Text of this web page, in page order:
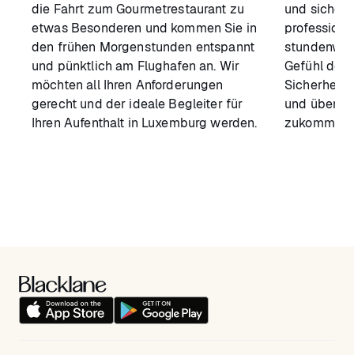
die Fahrt zum Gourmetrestaurant zu
etwas Besonderen und kommen Sie in
den frühen Morgenstunden entspannt
und pünktlich am Flughafen an. Wir
möchten all Ihren Anforderungen
gerecht und der ideale Begleiter für
Ihren Aufenthalt in Luxemburg werden.
und
Gefühl der
Sicherheit
und
zukommen.